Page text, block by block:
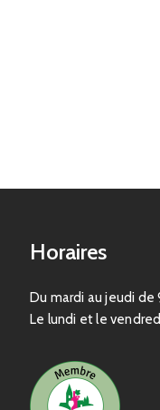
Horaires
Du mardi au jeudi de
Le lundi et le